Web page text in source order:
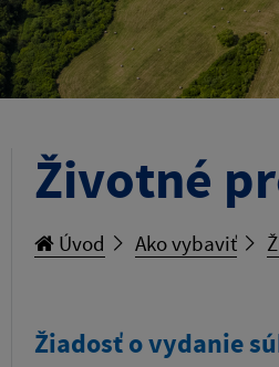
Životné
Úvod Ako vybaviť
Žiadosť o vydanie